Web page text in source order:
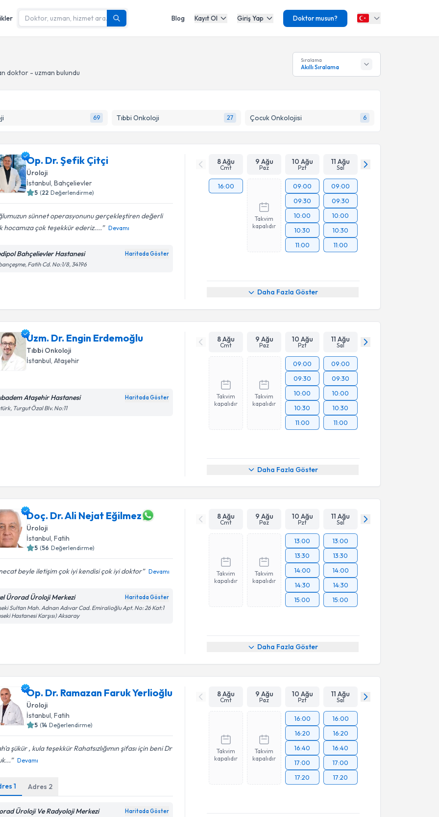
Blog Kayıt Ol Giriş Yap Doktor musun?
doktor - uzman bulundu
Sıralama
Akıllı Sıralama
69 Tıbbi Onkoloji 27 Çocuk Onkolojisi 6
Op. Dr. Şefik Çitçi
Üroloji
İstanbul, Bahçelievler
5 (22 Değerlendirme)
sünnet operasyonunu gerçekleştiren değerli
hocamıza çok teşekkür ederiz....
Devamı
Bahçelievler Hastanesi Haritada Göster
Fatih Cd. No:1/8, 34196
8 Ağu
Cmt
9 Ağu
Paz
10 Ağu
Pzt
11 Ağu
Sal
16:00
Takvim
kapalıdır
09:00
09:30
10:00
10:30
11:00
09:00
09:30
10:00
10:30
11:00
Daha Fazla Göster
Uzm. Dr. Engin Erdemoğlu
Tıbbi Onkoloji
İstanbul , Ataşehir
Ataşehir Hastanesi Haritada Göster
Turgut Özal Blv. No:11
8 Ağu
Cmt
9 Ağu
Paz
10 Ağu
Pzt
11 Ağu
Sal
Takvim
kapalıdır
Takvim
kapalıdır
09:00
09:30
10:00
10:30
11:00
09:00
09:30
10:00
10:30
11:00
Daha Fazla Göster
Doç. Dr. Ali Nejat Eğilmez
Üroloji
İstanbul, Fatih
5 (56 Değerlendirme)
beyle iletişim çok iyi kendisi çok iyi doktor Devamı
Ürorad Üroloji Merkezi Haritada Göster
Sultan Mah. Adnan Adıvar Cad. Emiralioğlu Apt. No: 26 Kat:1
Hastanesi Karşısı) Aksaray
8 Ağu
Cmt
9 Ağu
Paz
10 Ağu
Pzt
11 Ağu
Sal
Takvim
kapalıdır
Takvim
kapalıdır
13:00
13:30
14:00
14:30
15:00
13:00
13:30
14:00
14:30
15:00
Daha Fazla Göster
Op. Dr. Ramazan Faruk Yerlioğlu
Üroloji
İstanbul , Fatih
5 (14 Değerlendirme)
şükür , kula teşekkür Rahatsızlığımın şifası için beni Dr
Devamı
1 Adres 2
Üroloji Ve Radyoloji Merkezi Haritada Göster
8 Ağu
Cmt
9 Ağu
Paz
10 Ağu
Pzt
11 Ağu
Sal
Takvim
kapalıdır
Takvim
kapalıdır
16:00
16:20
16:40
17:00
17:20
16:00
16:20
16:40
17:00
17:20